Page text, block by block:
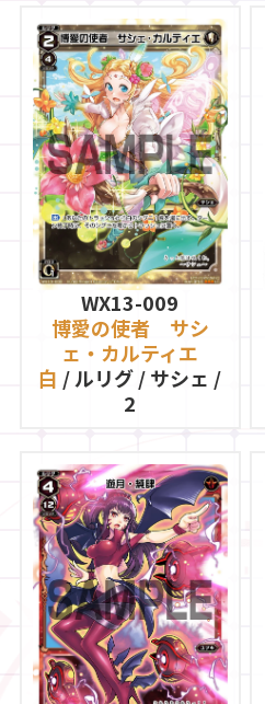
WX13-009
博愛の使者 サシ
ェ・カルティエ
白 / ルリグ / サシェ /
2